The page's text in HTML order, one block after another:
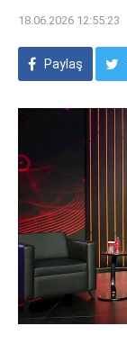
18.06.2026 12:55:23
Paylaş